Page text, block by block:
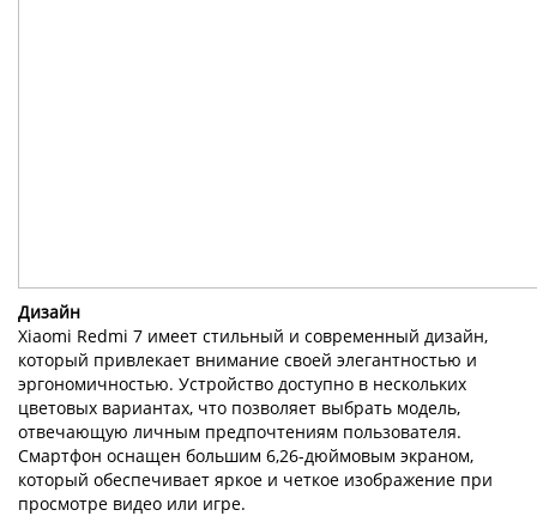
Дизайн
Xiaomi Redmi 7 имеет стильный и современный дизайн,
который привлекает внимание своей элегантностью и
эргономичностью. Устройство доступно в нескольких
цветовых вариантах, что позволяет выбрать модель,
отвечающую личным предпочтениям пользователя.
Смартфон оснащен большим 6,26-дюймовым экраном,
который обеспечивает яркое и четкое изображение при
просмотре видео или игре.